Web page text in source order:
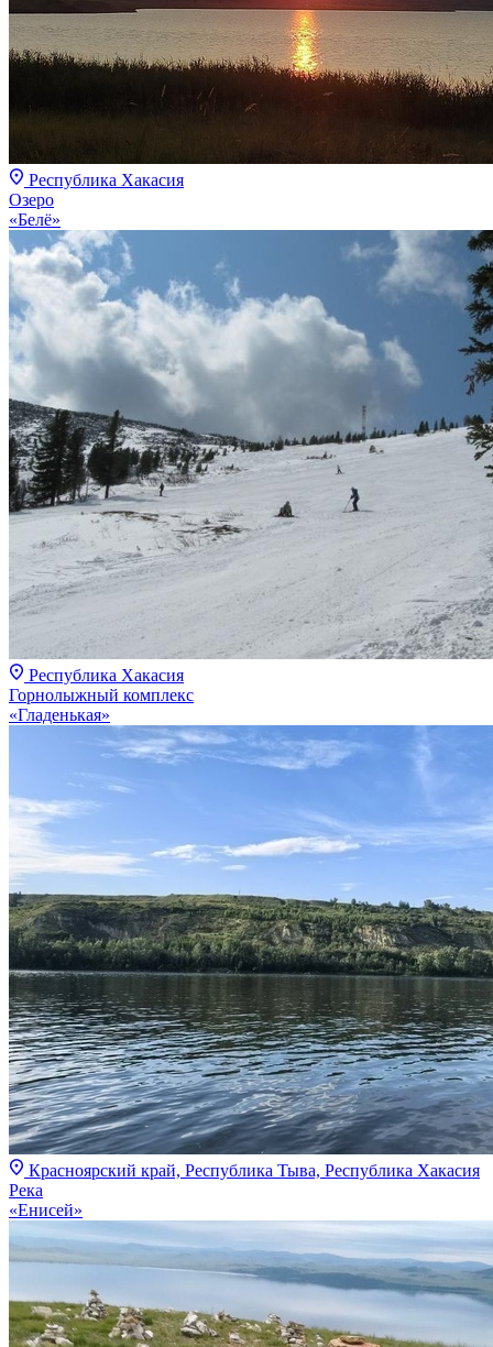
Республика Хакасия
Озеро
«Белё»
Республика Хакасия
Горнолыжный комплекс
«Гладенькая»
Красноярский край, Республика Тыва, Республика Хакасия
Река
«Енисей»